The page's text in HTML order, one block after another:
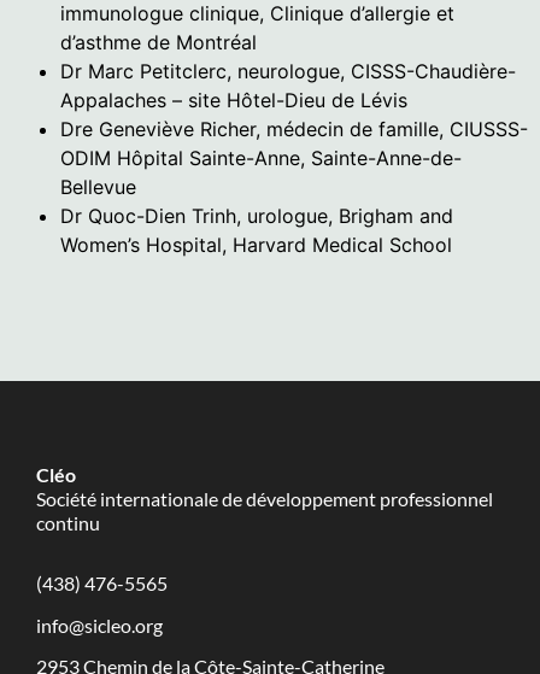
immunologue clinique, Clinique d’allergie et
d’asthme de Montréal
Dr Marc Petitclerc, neurologue, CISSS-Chaudière-
Appalaches – site Hôtel-Dieu de Lévis
Dre Geneviève Richer, médecin de famille, CIUSSS-
ODIM Hôpital Sainte-Anne, Sainte-Anne-de-
Bellevue
Dr Quoc-Dien Trinh, urologue, Brigham and
Women’s Hospital, Harvard Medical School
Cléo
​Société internationale de développement professionnel
continu ​
​(438) 476-5565
info@sicleo.org
2953 Chemin de la Côte-Sainte-Catherine​